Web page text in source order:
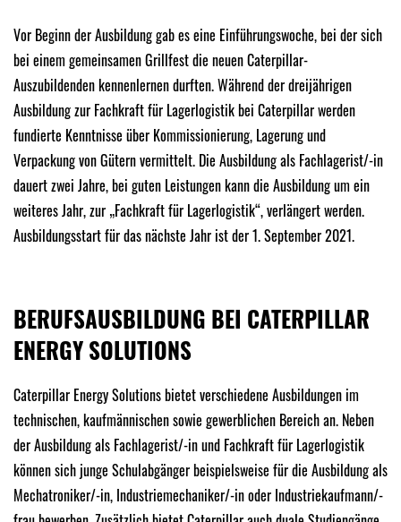
Vor Beginn der Ausbildung gab es eine Einführungswoche, bei der sich
bei einem gemeinsamen Grillfest die neuen Caterpillar-
Auszubildenden kennenlernen durften. Während der dreijährigen
Ausbildung zur Fachkraft für Lagerlogistik bei Caterpillar werden
fundierte Kenntnisse über Kommissionierung, Lagerung und
Verpackung von Gütern vermittelt. Die Ausbildung als Fachlagerist/-in
dauert zwei Jahre, bei guten Leistungen kann die Ausbildung um ein
weiteres Jahr, zur „Fachkraft für Lagerlogistik“, verlängert werden.
Ausbildungsstart für das nächste Jahr ist der 1. September 2021.
BERUFSAUSBILDUNG BEI CATERPILLAR
ENERGY SOLUTIONS
Caterpillar Energy Solutions bietet verschiedene Ausbildungen im
technischen, kaufmännischen sowie gewerblichen Bereich an. Neben
der Ausbildung als Fachlagerist/-in und Fachkraft für Lagerlogistik
können sich junge Schulabgänger beispielsweise für die Ausbildung als
Mechatroniker/-in, Industriemechaniker/-in oder Industriekaufmann/-